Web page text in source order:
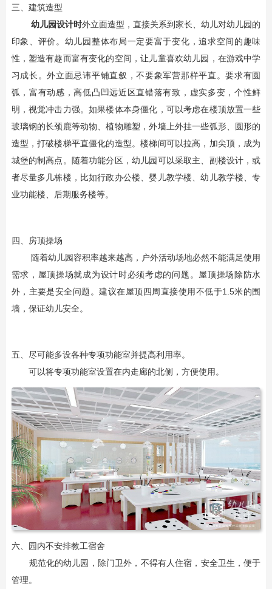
三、建筑造型
幼儿园设计时外立面造型，直接关系到家长、幼儿对幼儿园的
印象、评价。幼儿园整体布局一定要富于变化，追求空间的趣味
性，塑造有趣而富有变化的空间，让儿童喜欢幼儿园，在游戏中学
习成长。外立面忌讳平铺直叙，不要象军营那样平直。要求有圆
弧，富有动感，高低凸凹远近区直错落有致，虚实多变，个性鲜
明，视觉冲击力强。如果楼体本身僵化，可以考虑在楼顶放置一些
玻璃钢的长颈鹿等动物、植物雕塑，外墙上外挂一些弧形、圆形的
造型，打破楼梯平直僵化的造型。楼梯间可以拉高，加尖顶，成为
城堡的制高点。随着功能分区，幼儿园可以采取主、副楼设计，或
者尽量多几栋楼，比如行政办公楼、婴儿教学楼、幼儿教学楼、专
业功能楼、后期服务楼等。
四、房顶操场
随着幼儿园容积率越来越高，户外活动场地必然不能满足使用
需求，屋顶操场就成为设计时必须考虑的问题。屋顶操场除防水
外，主要是安全问题。建议在屋顶四周直接使用不低于1.5米的围
墙，保证幼儿安全。
五、尽可能多设各种专项功能室并提高利用率。
可以将专项功能室设置在内走廊的北侧，方便使用。
六、园内不安排教工宿舍
规范化的幼儿园，除门卫外，不得有人住宿，安全卫生，便于
管理。